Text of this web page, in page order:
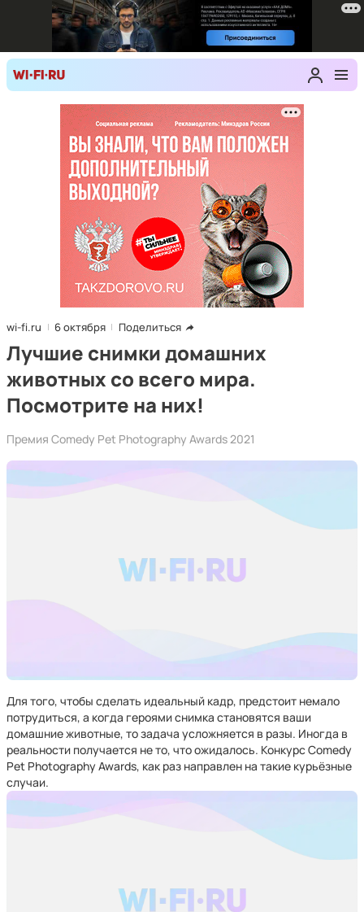
wi-fi.ru 6 октября Поделиться
Лучшие снимки домашних
животных со всего мира.
Посмотрите на них!
Премия Comedy Pet Photography Awards 2021
Для того, чтобы сделать идеальный кадр, предстоит немало
потрудиться, а когда героями снимка становятся ваши
домашние животные, то задача усложняется в разы. Иногда в
реальности получается не то, что ожидалось. Конкурс Comedy
Pet Photography Awards, как раз направлен на такие курьёзные
случаи.